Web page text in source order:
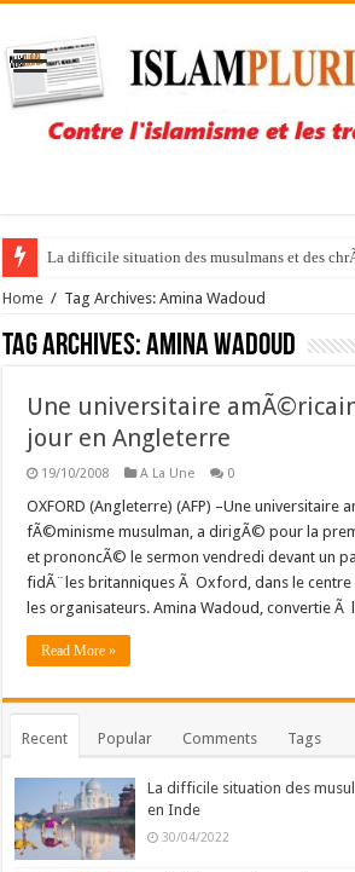
La difficile situation des musulmans et des
Home / Tag Archives: Amina Wadoud
Tag Archives:Amina Wadoud
Une universitaire
jour en Angleterre
19/10/2008 A La Une 0
OXFORD (Angleterre) (AFP) –Une universitaire
fÃ©minisme musulman, a dirigÃ© pour la
et prononcÃ© le sermon vendredi devant un
fidÃ¨les britanniques Ã Oxford, dans le centre
les organisateurs. Amina Wadoud, convertie Ã
Read More »
Recent Popular Comments Tags
La difficile situation des
en Inde
30/04/2022